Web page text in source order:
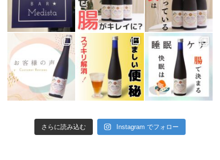
さらに読み込む Instagram でフォロー